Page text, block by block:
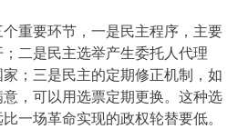
重要环节，一是民主程序，主要
二是民主选举产生委托人代理
；三是民主的定期修正机制，如
，可以用选票定期更换。这种选
一场革命实现的政权轮替要低。